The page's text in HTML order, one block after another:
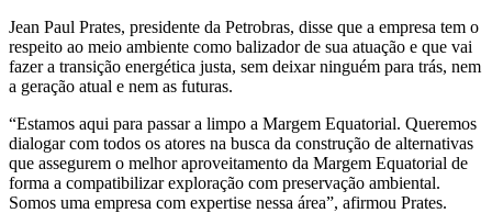
Jean Paul Prates, presidente da Petrobras, disse que a empresa tem o
respeito ao meio ambiente como balizador de sua atuação e que vai
fazer a transição energética justa, sem deixar ninguém para trás, nem
a geração atual e nem as futuras.
“Estamos aqui para passar a limpo a Margem Equatorial. Queremos
dialogar com todos os atores na busca da construção de alternativas
que assegurem o melhor aproveitamento da Margem Equatorial de
forma a compatibilizar exploração com preservação ambiental.
Somos uma empresa com expertise nessa área”, afirmou Prates.